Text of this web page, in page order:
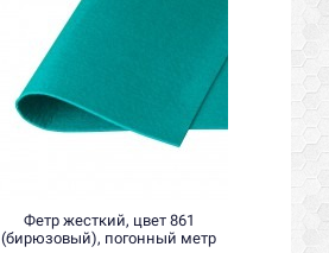
Фетр жесткий, цвет 861
(бирюзовый), погонный метр